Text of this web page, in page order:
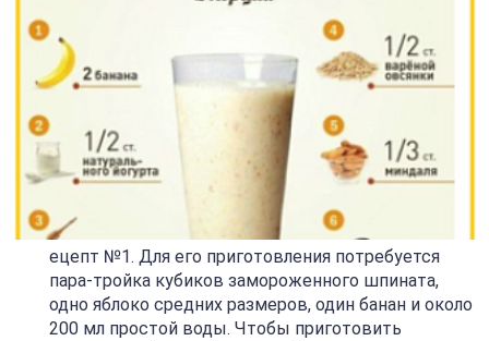
ецепт №1. Для его приготовления потребуется
пара-тройка кубиков замороженного шпината,
одно яблоко средних размеров, один банан и около
200 мл простой воды. Чтобы приготовить